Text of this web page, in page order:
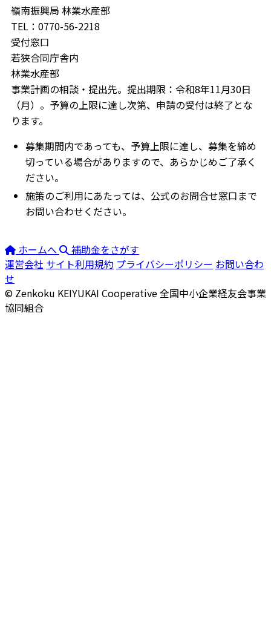
嶺南振興局 林業水産部
TEL：0770-56-2218
受付窓口
若狭合同庁舎内
林業水産部
事業計画の相談・提出先。提出期限：令和8年11月30日
（月）。予算の上限に達し次第、申請の受付は終了とな
ります。
募集期間内であっても、予算上限に達し、募集を締め
切っている場合がありますので、あらかじめご了承く
ださい。
施策のご利用にあたっては、公式のお問合せ窓口まで
お問い合わせください。
ホームへ
補助金をさがす
運営会社 サイト利用規約 プライバシーポリシー お問い合わ
せ
© Zenkoku KEIYUKAI Cooperative全国中小企業経友会事業
協同組合